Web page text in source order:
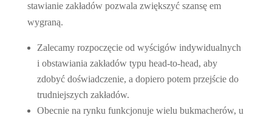
stawianie zakładów pozwala zwiększyć szansę em
wygraną.
Zalecamy rozpoczęcie od wyścigów indywidualnych
i obstawiania zakładów typu head-to-head, aby
zdobyć doświadczenie, a dopiero potem przejście do
trudniejszych zakładów.
Obecnie na rynku funkcjonuje wielu bukmacherów, u